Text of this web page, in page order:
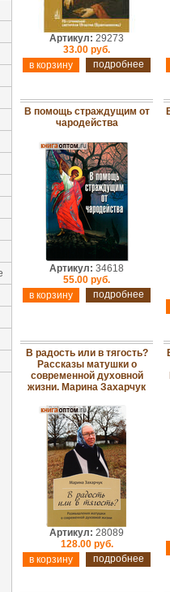
Артикул: 29273
33.00 руб.
подробнее
В помощь страждущим от
чародейства
Артикул: 34618
55.00 руб.
подробнее
В радость или в тягость?
Рассказы матушки о
современной духовной
жизни. Марина Захарчук
Артикул: 28089
128.00 руб.
подробнее